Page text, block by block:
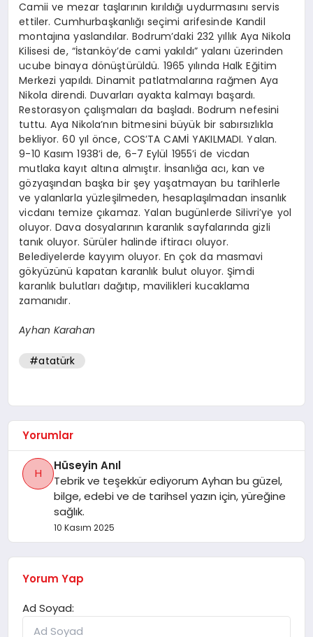
Camii ve mezar taşlarının kırıldığı uydurmasını servis
ettiler. Cumhurbaşkanlığı seçimi arifesinde Kandil
montajına yaslandılar. Bodrum’daki 232 yıllık Aya Nikola
Kilisesi de, “İstanköy’de cami yakıldı” yalanı üzerinden
ucube binaya dönüştürüldü. 1965 yılında Halk Eğitim
Merkezi yapıldı. Dinamit patlatmalarına rağmen Aya
Nikola direndi. Duvarları ayakta kalmayı başardı.
Restorasyon çalışmaları da başladı. Bodrum nefesini
tuttu. Aya Nikola’nın bitmesini büyük bir sabırsızlıkla
bekliyor. 60 yıl önce, COS’TA CAMİ YAKILMADI. Yalan.
9-10 Kasım 1938’i de, 6-7 Eylül 1955’i de vicdan
mutlaka kayıt altına almıştır. İnsanlığa acı, kan ve
gözyaşından başka bir şey yaşatmayan bu tarihlerle
ve yalanlarla yüzleşilmeden, hesaplaşılmadan insanlık
vicdanı temize çıkamaz. Yalan bugünlerde Silivri’ye yol
oluyor. Dava dosyalarının karanlık sayfalarında gizli
tanık oluyor. Sürüler halinde iftiracı oluyor.
Belediyelerde kayyım oluyor. En çok da masmavi
gökyüzünü kapatan karanlık bulut oluyor. Şimdi
karanlık bulutları dağıtıp, mavilikleri kucaklama
zamanıdır.
Ayhan Karahan
#atatürk
Yorumlar
H
Hüseyin Anıl
Tebrik ve teşekkür ediyorum Ayhan bu güzel,
bilge, edebi ve de tarihsel yazın için, yüreğine
sağlık.
10 Kasım 2025
Yorum Yap
Ad Soyad: